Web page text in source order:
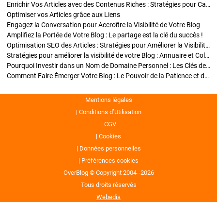
Enrichir Vos Articles avec des Contenus Riches : Stratégies pour Captiver et Optimiser
Optimiser vos Articles grâce aux Liens
Engagez la Conversation pour Accroître la Visibilité de Votre Blog
Amplifiez la Portée de Votre Blog : Le partage est la clé du succès !
Optimisation SEO des Articles : Stratégies pour Améliorer la Visibilité de Votre Blog
Stratégies pour améliorer la visibilité de votre Blog : Annuaire et Collaborations
Pourquoi Investir dans un Nom de Domaine Personnel : Les Clés de la Réussite de Votre Blog
Comment Faire Émerger Votre Blog : Le Pouvoir de la Patience et de la Persévérance
Mentions légales
Conditions d’Utilisation
CGV
Cookies
Données personnelles
Préférences cookies
OverBlog © Copyright 2004--2026
Tous droits réservés
Webedia